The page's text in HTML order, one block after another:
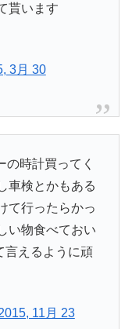
貰います
3月 30
の時計買ってく
車検とかもある
て行ったらかっ
い物食べておい
言えるように頑
11月 23